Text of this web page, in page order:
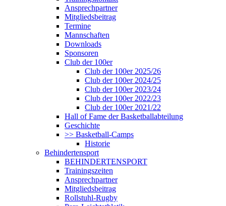
Ansprechpartner
Mitgliedsbeitrag
Termine
Mannschaften
Downloads
Sponsoren
Club der 100er
Club der 100er 2025/26
Club der 100er 2024/25
Club der 100er 2023/24
Club der 100er 2022/23
Club der 100er 2021/22
Hall of Fame der Basketballabteilung
Geschichte
>> Basketball-Camps
Historie
Behindertensport
BEHINDERTENSPORT
Trainingszeiten
Ansprechpartner
Mitgliedsbeitrag
Rollstuhl-Rugby